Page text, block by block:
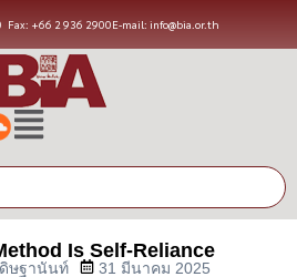
Fax: +66 2 936 2900E-mail: info@bia.or.th
Is Self-Reliance
ษฐานันท์ 31 มีนาคม 2025